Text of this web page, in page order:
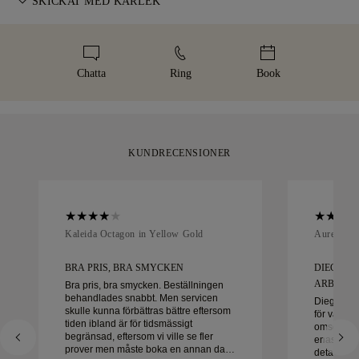
leveransen. För vissa varor med högt värde använder vi en
du inte vara helt nöjd med ditt köp kan du returnera eller byta
det inom 30 dagar.
levereras i vår ikoniska gula ask — elegant inslaget och redo
för ditt ögonblick.
Chatta Ring Book
KUNDRECENSIONER
Kaleida Octagon in Yellow Gold
BRA PRIS, BRA SMYCKEN
Bra pris, bra smycken. Beställningen
behandlades snabbt. Men servicen
skulle kunna förbättras bättre eftersom
tiden ibland är för tidsmässigt
begränsad, eftersom vi ville se fler
prover men måste boka en annan dag.
Aurelle in
DIEGO
ARBETA
Diego
för våra
omsorg
detalj